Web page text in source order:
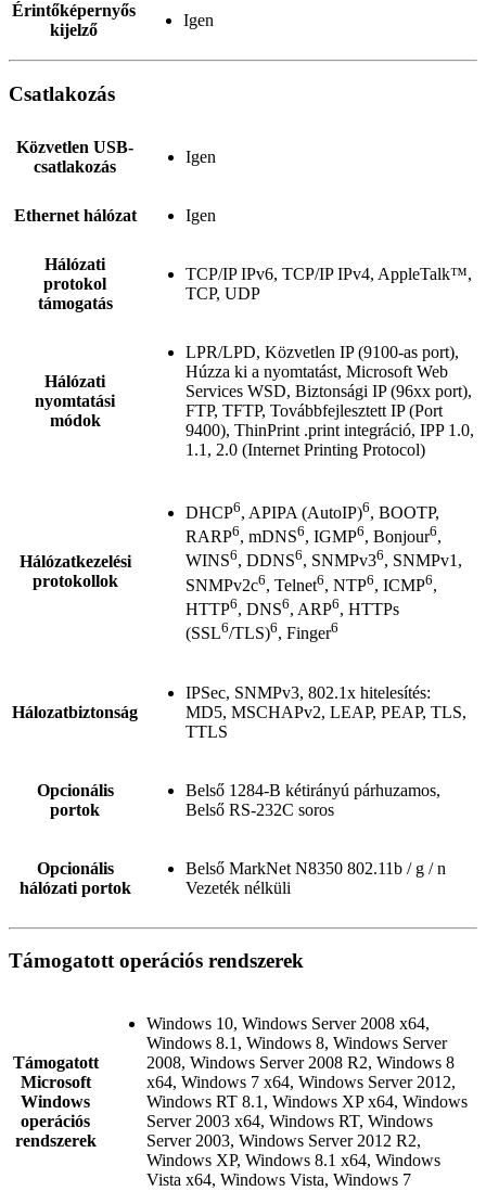
Érintőképernyős
kijelző
Igen
Csatlakozás
Közvetlen USB-
csatlakozás
Igen
Ethernet hálózat Igen
Hálózati
protokol
támogatás
TCP/IP IPv6, TCP/IP IPv4, AppleTalk™,
TCP, UDP
Hálózati
nyomtatási
módok
LPR/LPD, Közvetlen IP (9100-as port),
Húzza ki a nyomtatást, Microsoft Web
Services WSD, Biztonsági IP (96xx port),
FTP, TFTP, Továbbfejlesztett IP (Port
9400), ThinPrint .print integráció, IPP 1.0,
1.1, 2.0 (Internet Printing Protocol)
Hálózatkezelési
protokollok
DHCP6, APIPA (AutoIP)6, BOOTP,
RARP6, mDNS6, IGMP6, Bonjour6,
WINS6, DDNS6, SNMPv36, SNMPv1,
SNMPv2c6, Telnet6, NTP6, ICMP6,
HTTP6, DNS6, ARP6, HTTPs
(SSL6/TLS)6, Finger6
Hálozatbiztonság
IPSec, SNMPv3, 802.1x hitelesítés:
MD5, MSCHAPv2, LEAP, PEAP, TLS,
TTLS
Opcionális
portok
Belső 1284-B kétirányú párhuzamos,
Belső RS-232C soros
Opcionális
hálózati portok
Belső MarkNet N8350 802.11b / g / n
Vezeték nélküli
Támogatott operációs rendszerek
Támogatott
Microsoft
Windows
operációs
rendszerek
Windows 10, Windows Server 2008 x64,
Windows 8.1, Windows 8, Windows Server
2008, Windows Server 2008 R2, Windows 8
x64, Windows 7 x64, Windows Server 2012,
Windows RT 8.1, Windows XP x64, Windows
Server 2003 x64, Windows RT, Windows
Server 2003, Windows Server 2012 R2,
Windows XP, Windows 8.1 x64, Windows
Vista x64, Windows Vista, Windows 7